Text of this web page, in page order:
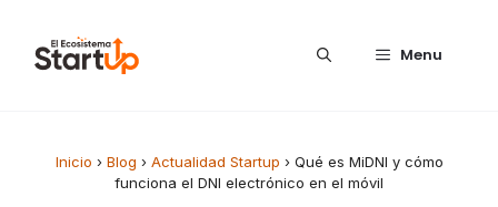
Menu
Inicio › Blog › Actualidad Startup › Qué es MiDNI y cómo
funciona el DNI electrónico en el móvil